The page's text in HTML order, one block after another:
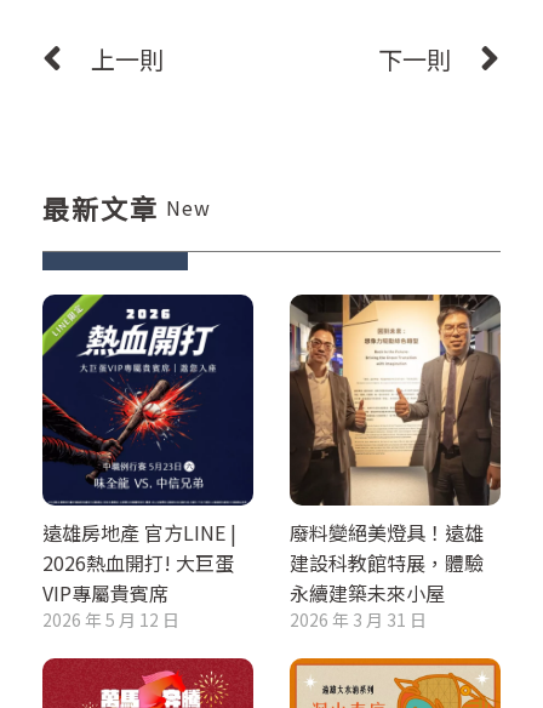
上一則 下一則
最新文章 New
遠雄房地產 官方LINE |
2026熱血開打! 大巨蛋
VIP專屬貴賓席
2026 年 5 月 12 日
廢料變絕美燈具！遠雄
建設科教館特展，體驗
永續建築未來小屋
2026 年 3 月 31 日